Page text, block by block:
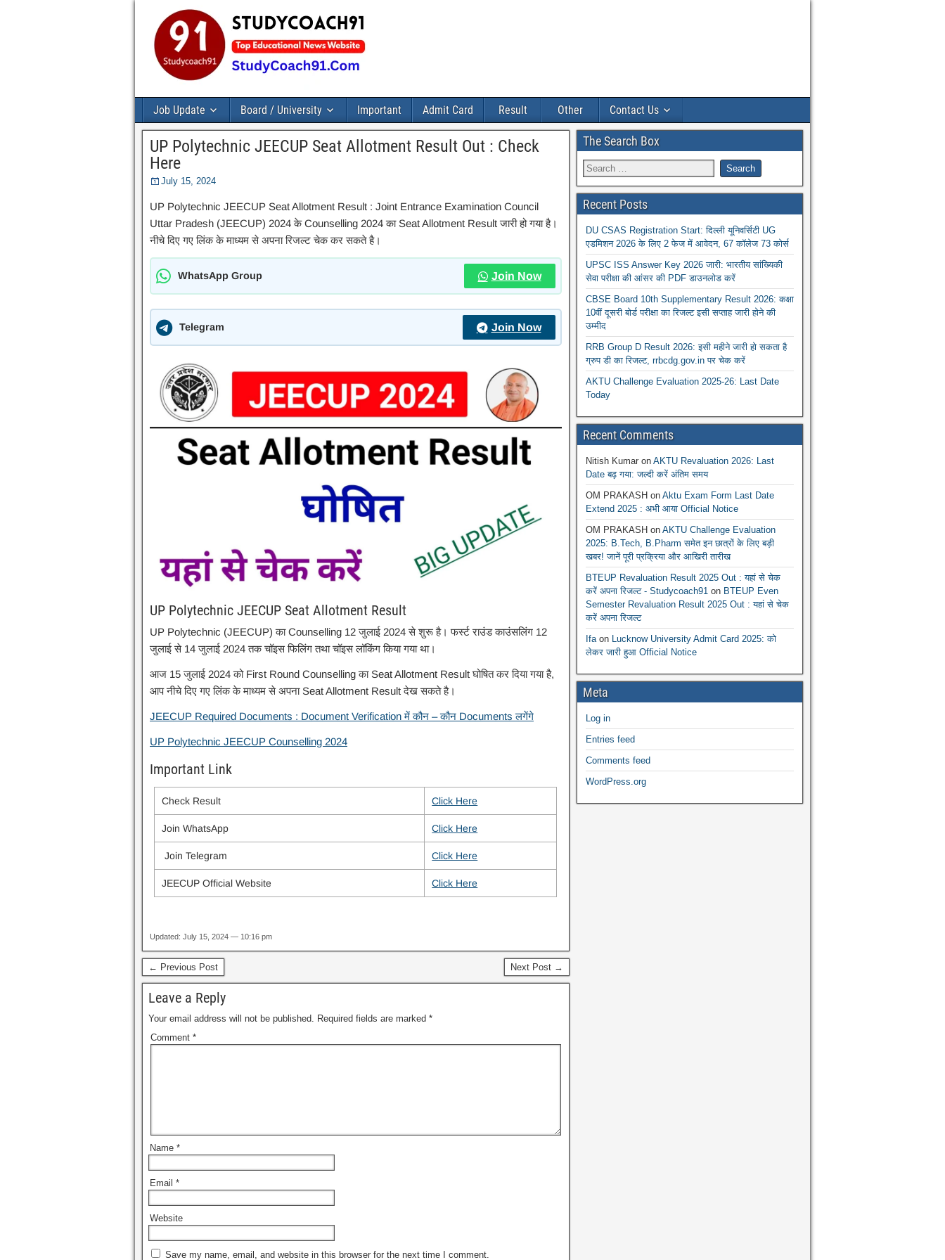
Job Update Board / University Important Admit Card Result Other Contact Us
UP Polytechnic JEECUP Seat Allotment Result Out : Check
Here
July 15, 2024
UP Polytechnic JEECUP Seat Allotment Result : Joint Entrance Examination Council
Uttar Pradesh (JEECUP) 2024 के Counselling 2024 का Seat Allotment Result जारी हो गया है।
नीचे दिए गए लिंक के माध्यम से अपना रिजल्ट चेक कर सकते है।
WhatsApp Group Join Now
Telegram Join Now
UP Polytechnic JEECUP Seat Allotment Result
UP Polytechnic (JEECUP) का Counselling 12 जुलाई 2024 से शुरू है। फर्स्ट राउंड काउंसलिंग 12
जुलाई से 14 जुलाई 2024 तक चॉइस फिलिंग तथा चॉइस लॉकिंग किया गया था।
आज 15 जुलाई 2024 को First Round Counselling का Seat Allotment Result घोषित कर दिया गया है,
आप नीचे दिए गए लिंक के माध्यम से अपना Seat Allotment Result देख सकते है।
JEECUP Required Documents : Document Verification में कौन – कौन Documents लगेंगे
UP Polytechnic JEECUP Counselling 2024
Important Link
Check Result Click Here
Join WhatsApp Click Here
Join Telegram Click Here
JEECUP Official Website Click Here
Updated: July 15, 2024 — 10:16 pm
← Previous Post Next Post →
Leave a Reply
Your email address will not be published. Required fields are marked *
Comment *
Name *
Email *
Website
Save my name, email, and website in this browser for the next time I comment.
The Search Box
Recent Posts
DU CSAS Registration Start: दिल्ली यूनिवर्सिटी UG
एडमिशन 2026 के लिए 2 फेज में आवेदन, 67 कॉलेज 73 कोर्स
UPSC ISS Answer Key 2026 जारी: भारतीय सांख्यिकी
सेवा परीक्षा की आंसर की PDF डाउनलोड करें
CBSE Board 10th Supplementary Result 2026: कक्षा
10वीं दूसरी बोर्ड परीक्षा का रिजल्ट इसी सप्ताह जारी होने की
उम्मीद
RRB Group D Result 2026: इसी महीने जारी हो सकता है
ग्रुप डी का रिजल्ट, rrbcdg.gov.in पर चेक करें
AKTU Challenge Evaluation 2025-26: Last Date
Today
Recent Comments
Nitish Kumaron AKTU Revaluation 2026: Last
Date बढ़ गया: जल्दी करें अंतिम समय
OM PRAKASH on Aktu Exam Form Last Date
Extend 2025 : अभी आया Official Notice
OM PRAKASH on AKTU Challenge Evaluation
2025: B.Tech, B.Pharm समेत इन छात्रों के लिए बड़ी
खबर! जानें पूरी प्रक्रिया और आखिरी तारीख
BTEUP Revaluation Result 2025 Out : यहां से चेक
करें अपना रिजल्ट - Studycoach91on BTEUP Even
Semester Revaluation Result 2025 Out : यहां से चेक
करें अपना रिजल्ट
Ifaon Lucknow University Admit Card 2025: को
लेकर जारी हुआ Official Notice
Meta
Log in
Entries feed
Comments feed
WordPress.org